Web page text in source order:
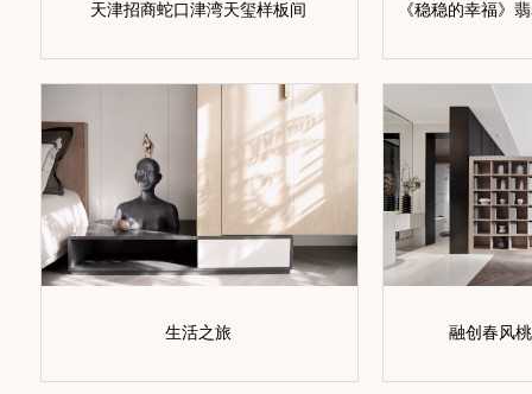
天津招商蛇口津湾天玺样板间
《稳稳的幸福》
生活之旅 融创春风